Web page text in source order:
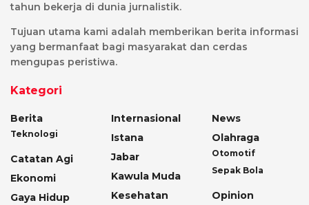
tahun bekerja di dunia jurnalistik.
Tujuan utama kami adalah memberikan berita informasi
yang bermanfaat bagi masyarakat dan cerdas
mengupas peristiwa.
Kategori
Berita
Teknologi
Catatan Agi
Ekonomi
Gaya Hidup
Internasional
Istana
Jabar
Kawula Muda
Kesehatan
News
Olahraga
Otomotif
Sepak Bola
Opinion